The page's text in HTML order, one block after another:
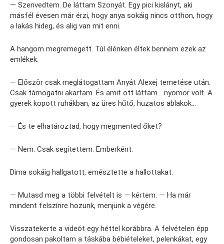
— Szenvedtem. De láttam Szonyát. Egy pici kislányt, aki
másfél évesen már érzi, hogy anya sokáig nincs otthon, hogy
a lakás hideg, és alig van mit enni.
A hangom megremegett. Túl élénken éltek bennem ezek az
emlékek.
— Először csak meglátogattam Anyát Alexej temetése után.
Csak támogatni akartam. És amit ott láttam… nyomor volt. A
gyerek kopott ruhákban, az üres hűtő, huzatos ablakok…
— És te elhatároztad, hogy megmented őket?
— Nem. Csak segítettem. Emberként.
Dima sokáig hallgatott, emésztette a hallottakat.
— Mutasd meg a többi felvételt is — kértem. — Ha már
mindent felszínre hozunk, menjünk a végére.
Visszatekerte a videót egy héttel korábbra. A felvételen épp
gondosan pakoltam a táskába bébiételeket, pelenkákat, egy